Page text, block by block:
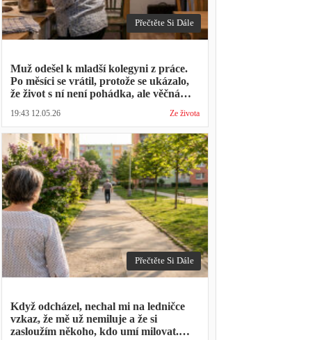
Přečtěte Si Dále
Muž odešel k mladší kolegyni z práce.
Po měsíci se vrátil, protože se ukázalo,
že život s ní není pohádka, ale věčná
19:43 12.05.26 Ze života
Přečtěte Si Dále
Když odcházel, nechal mi na ledničce
vzkaz, že mě už nemiluje a že si
zasloužím někoho, kdo umí milovat.